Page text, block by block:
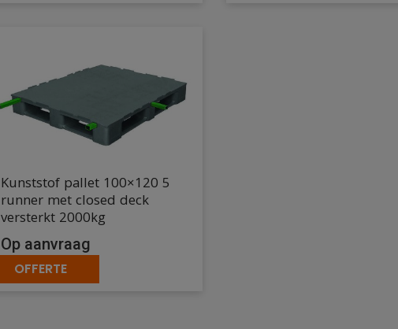
Kunststof pallet 100×120 5
runner met closed deck
versterkt 2000kg
Op aanvraag
OFFERTE